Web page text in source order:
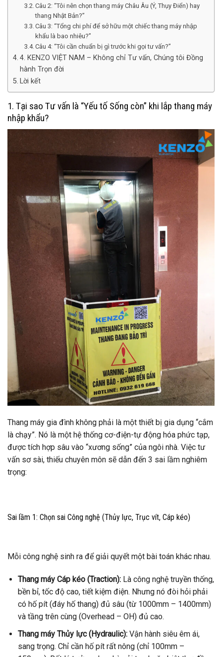
Câu 2: “Tôi nên chọn thang máy Châu Âu (Ý, Thụy Điển) hay
thang Nhật Bản?”
Câu 3: “Tổng chi phí để sở hữu một chiếc thang máy nhập
khẩu là bao nhiêu?”
Câu 4: “Tôi cần chuẩn bị gì trước khi gọi tư vấn?”
4. KENZO VIỆT NAM – Không chỉ Tư vấn, Chúng tôi Đồng
hành Trọn đời
Lời kết
1. Tại sao Tư vấn là “Yếu tố Sống còn” khi lắp thang máy
nhập khẩu?
Thang máy gia đình không phải là một thiết bị gia dụng “cắm
là chạy”. Nó là một hệ thống cơ-điện-tự động hóa phức tạp,
được tích hợp sâu vào “xương sống” của ngôi nhà. Việc tư
vấn sơ sài, thiếu chuyên môn sẽ dẫn đến 3 sai lầm nghiêm
trọng:
Sai lầm 1: Chọn sai Công nghệ (Thủy lực, Trục vít, Cáp kéo)
Mỗi công nghệ sinh ra để giải quyết một bài toán khác nhau.
Thang máy Cáp kéo (Traction):Là công nghệ truyền thống,
bền bỉ, tốc độ cao, tiết kiệm điện. Nhưng nó đòi hỏi phải
có hố pít (đáy hố thang) đủ sâu (từ 1000mm – 1400mm)
và tầng trên cùng (Overhead – OH) đủ cao.
Thang máy Thủy lực (Hydraulic):Vận hành siêu êm ái,
sang trọng. Chỉ cần hố pít rất nông (chỉ 100mm –